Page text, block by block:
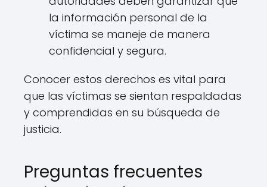
la información personal de la
víctima se maneje de manera
confidencial y segura.
Conocer estos derechos es vital para
que las víctimas se sientan respaldadas
y comprendidas en su búsqueda de
justicia.
Preguntas frecuentes